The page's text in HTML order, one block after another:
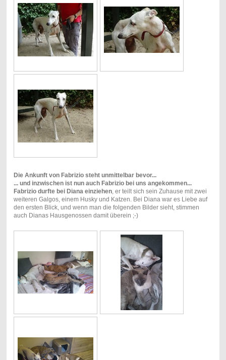
Die Ankunft von Fabrizio steht unmittelbar bevor...
... und inzwischen ist nun auch Fabrizio bei uns angekommen...
Fabrizio durfte bei Diana einziehen, er teilt sich sein Zuhause mit zwei
weiteren Galgos, einem Husky und Katzen. Bei Diana war es Liebe auf
den ersten Blick, und wenn man die folgenden Bilder sieht, stimmen
auch Dianas Hausgenossen damit überein ;-)